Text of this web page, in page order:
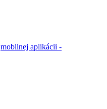
mobilnej aplikácii -